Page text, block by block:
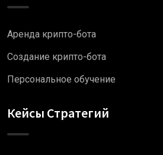
Аренда крипто-бота
Создание крипто-бота
Персональное обучение
Кейсы Стратегий